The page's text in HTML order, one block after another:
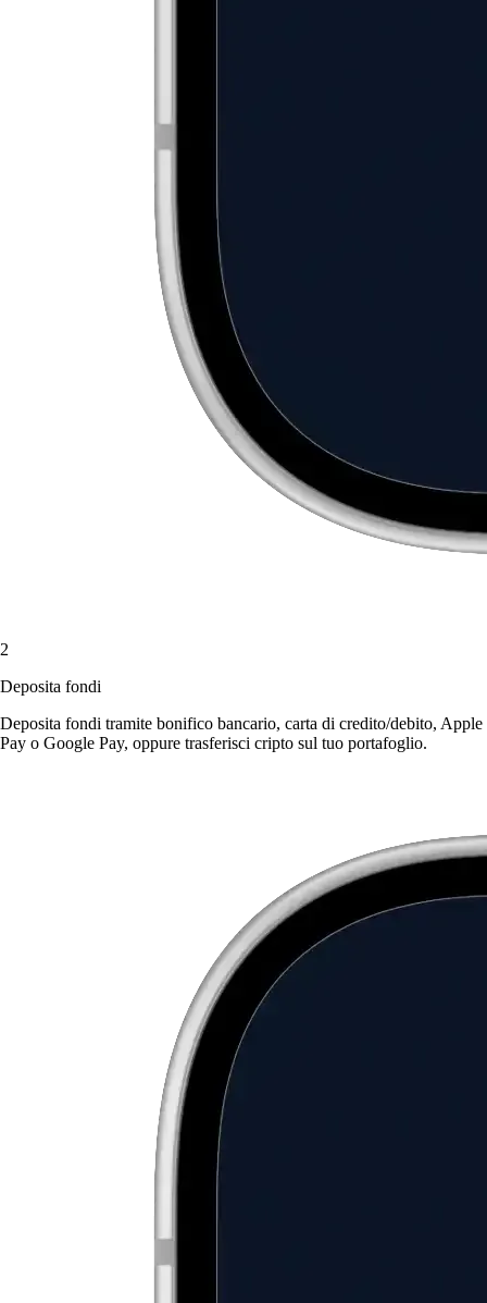
2
Deposita fondi
Deposita fondi tramite bonifico bancario, carta di credito/debito, Apple
Pay o Google Pay, oppure trasferisci cripto sul tuo portafoglio.